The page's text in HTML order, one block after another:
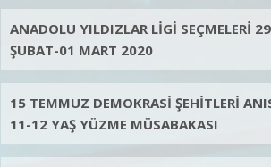
ANADOLU YILDIZLAR LİGİ SEÇMELERİ 29
ŞUBAT-01 MART 2020
15 TEMMUZ DEMOKRASİ ŞEHİTLERİ
11-12 YAŞ YÜZME MÜSABAKASI